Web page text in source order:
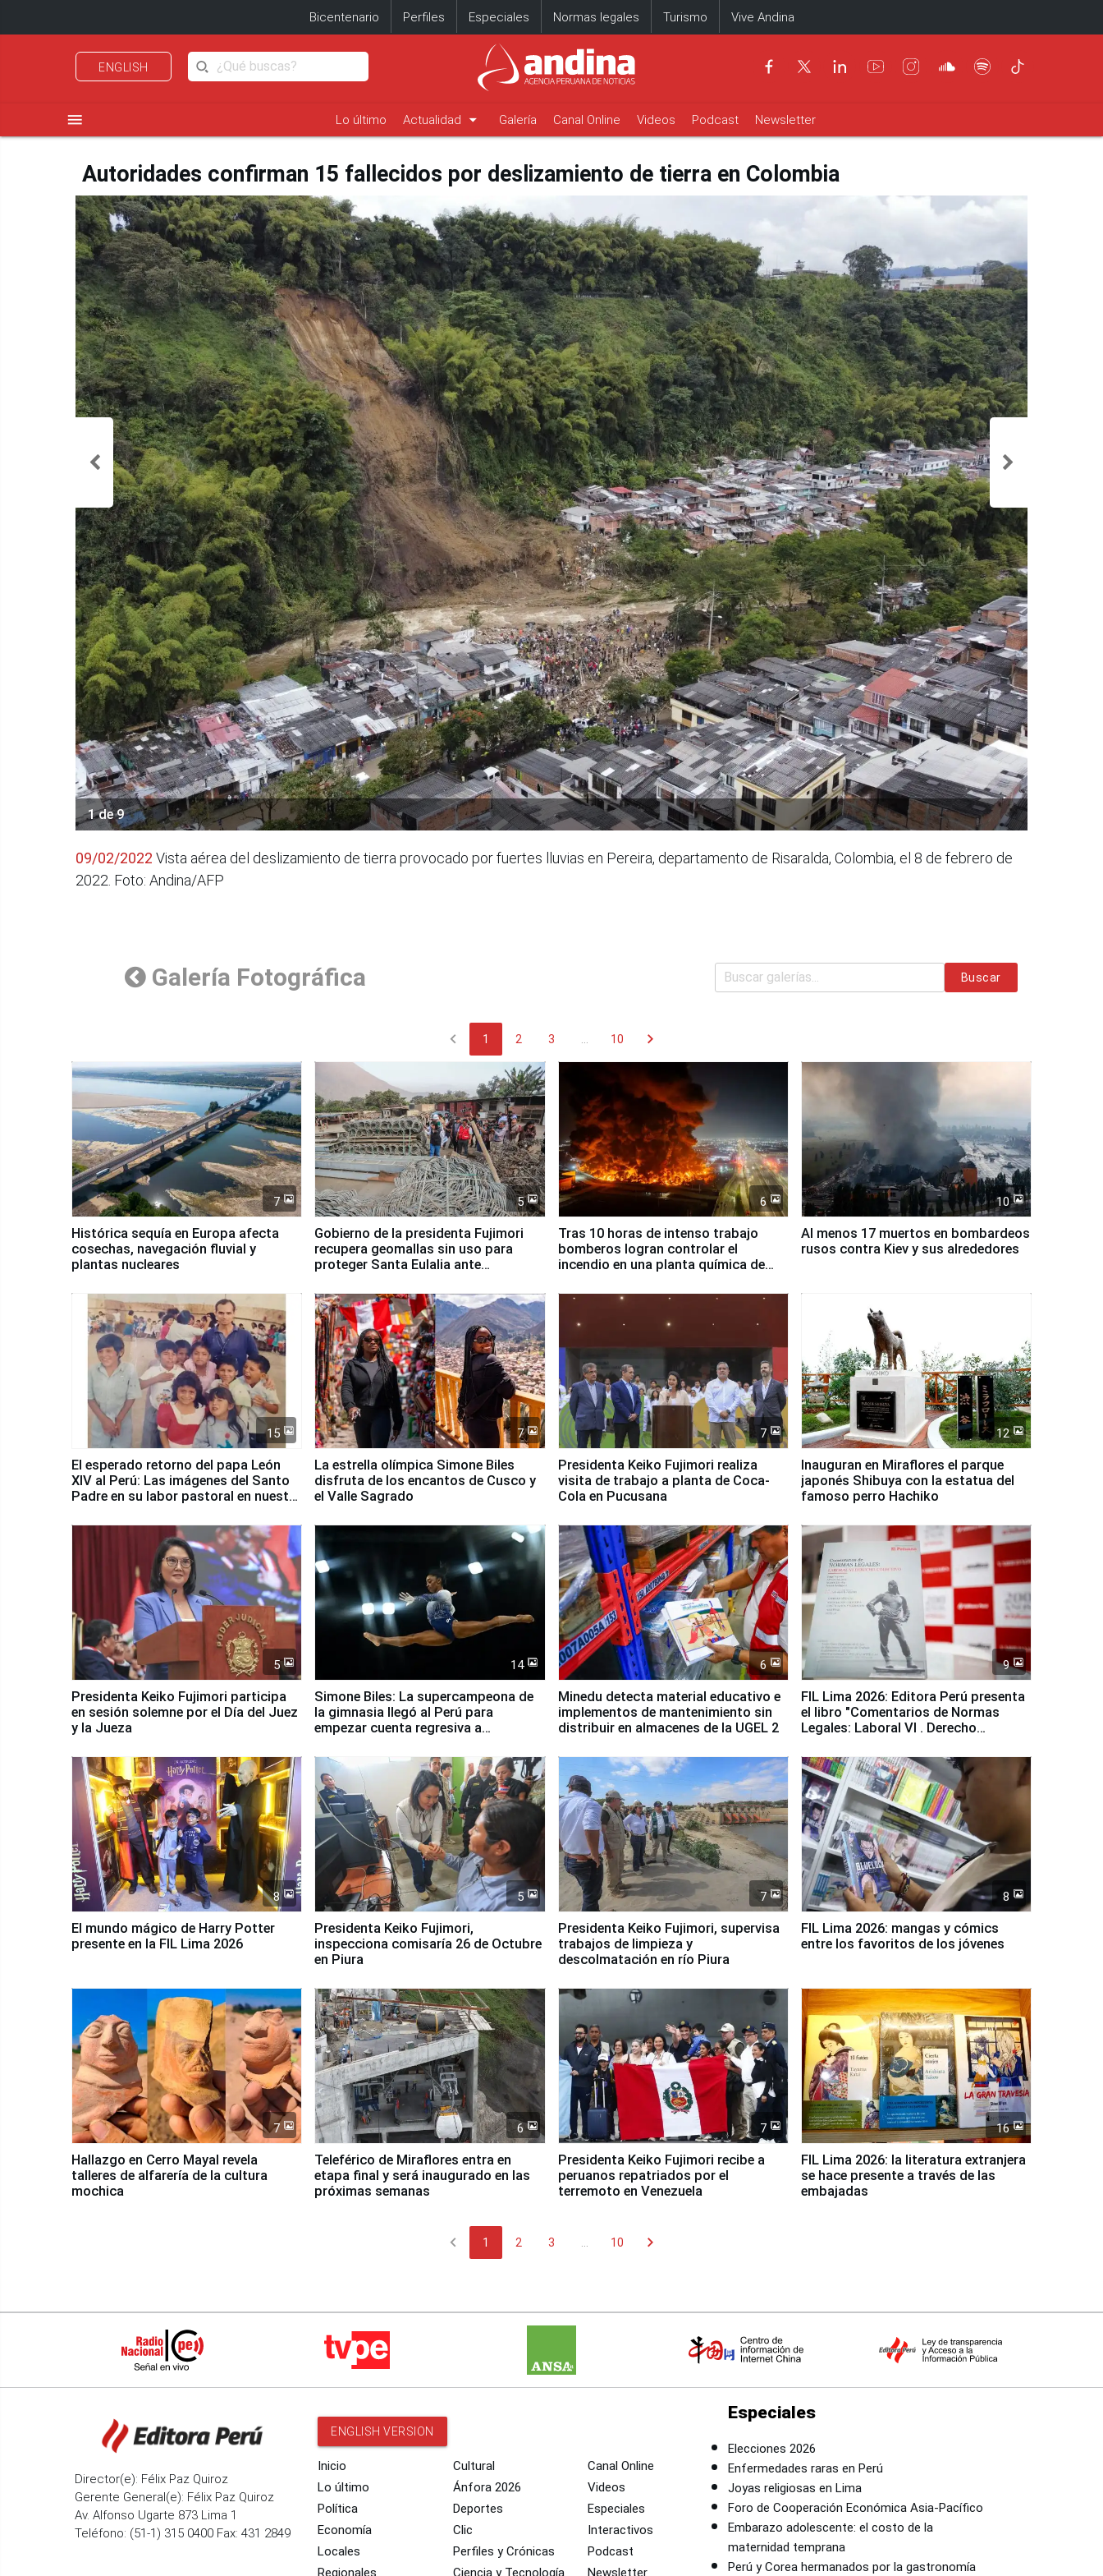
Bicentenario Perfiles Especiales Normas legales Turismo Vive Andina
ENGLISH
menu Lo último Actualidad arrow_drop_down Galería Canal Online Videos Podcast Newsletter
Autoridades confirman 15 fallecidos por deslizamiento de tierra en Colombia
1 de 9
09/02/2022 Vista aérea del deslizamiento de tierra provocado por fuertes lluvias en Pereira, departamento de Risaralda, Colombia, el 8 de febrero de
2022. Foto: Andina/AFP
Galería Fotográfica Buscar
chevron_left 1 2 3 10 chevron_right
7
Histórica sequía en Europa afecta
cosechas, navegación fluvial y
plantas nucleares
5
Gobierno de la presidenta Fujimori
recupera geomallas sin uso para
proteger Santa Eulalia ante
6
Tras 10 horas de intenso trabajo
bomberos logran controlar el
incendio en una planta química de
10
Al menos 17 muertos en bombardeos
rusos contra Kiev y sus alrededores
15
El esperado retorno del papa León
XIV al Perú: Las imágenes del Santo
Padre en su labor pastoral en nuestro
7
La estrella olímpica Simone Biles
disfruta de los encantos de Cusco y
el Valle Sagrado
7
Presidenta Keiko Fujimori realiza
visita de trabajo a planta de Coca-
Cola en Pucusana
12
Inauguran en Miraflores el parque
japonés Shibuya con la estatua del
famoso perro Hachiko
5
Presidenta Keiko Fujimori participa
en sesión solemne por el Día del Juez
y la Jueza
14
Simone Biles: La supercampeona de
la gimnasia llegó al Perú para
empezar cuenta regresiva a
6
Minedu detecta material educativo e
implementos de mantenimiento sin
distribuir en almacenes de la UGEL 2
9
FIL Lima 2026: Editora Perú presenta
el libro "Comentarios de Normas
Legales: Laboral Vl . Derecho
8
El mundo mágico de Harry Potter
presente en la FIL Lima 2026
5
Presidenta Keiko Fujimori,
inspecciona comisaría 26 de Octubre
en Piura
7
Presidenta Keiko Fujimori, supervisa
trabajos de limpieza y
descolmatación en río Piura
8
FIL Lima 2026: mangas y cómics
entre los favoritos de los jóvenes
7
Hallazgo en Cerro Mayal revela
talleres de alfarería de la cultura
mochica
6
Teleférico de Miraflores entra en
etapa final y será inaugurado en las
próximas semanas
7
Presidenta Keiko Fujimori recibe a
peruanos repatriados por el
terremoto en Venezuela
16
FIL Lima 2026: la literatura extranjera
se hace presente a través de las
embajadas
chevron_left 1 2 3 10 chevron_right
Director(e): Félix Paz Quiroz
Gerente General(e): Félix Paz Quiroz
Av. Alfonso Ugarte 873 Lima 1
Teléfono: (51-1) 315 0400 Fax: 431 2849
ENGLISH VERSION
Inicio
Lo último
Política
Economía
Locales
Regionales
Cultural
Ánfora 2026
Deportes
Clic
Perfiles y Crónicas
Ciencia y Tecnología
Canal Online
Videos
Especiales
Interactivos
Podcast
Newsletter
Especiales
Elecciones 2026
Enfermedades raras en Perú
Joyas religiosas en Lima
Foro de Cooperación Económica Asia-Pacífico
Embarazo adolescente: el costo de la
maternidad temprana
Perú y Corea hermanados por la gastronomía